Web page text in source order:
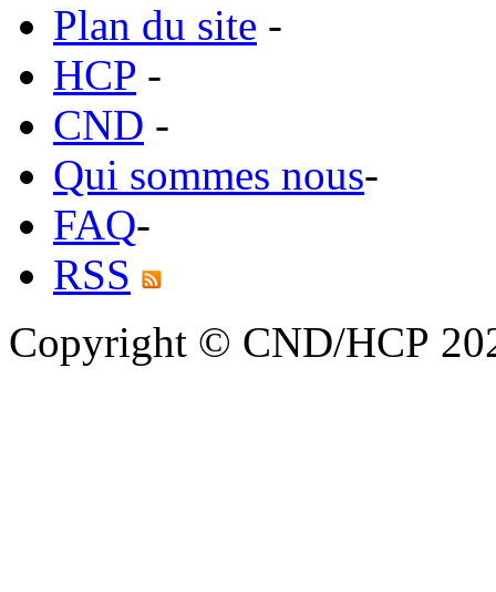
Plan du site -
HCP -
CND -
Qui sommes nous-
FAQ-
RSS
Copyright © CND/HCP